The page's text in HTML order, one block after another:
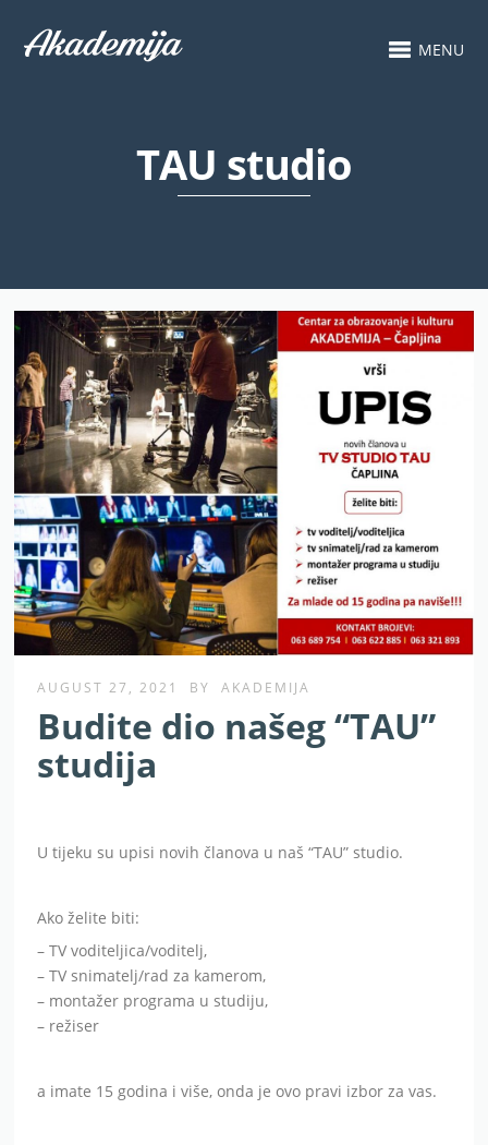
MENU
TAU studio
AUGUST 27, 2021 BY AKADEMIJA
Budite dio našeg “TAU”
studija
U tijeku su upisi novih članova u naš “TAU” studio.
Ako želite biti:
– TV voditeljica/voditelj,
– TV snimatelj/rad za kamerom,
– montažer programa u studiju,
– režiser
a imate 15 godina i više, onda je ovo pravi izbor za vas.